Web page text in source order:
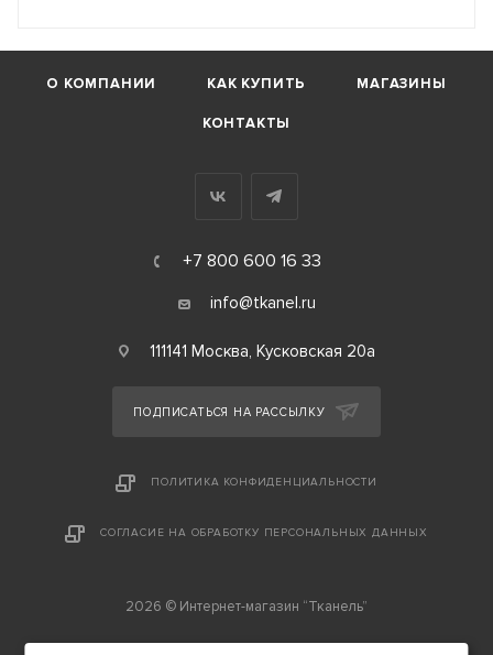
О КОМПАНИИ КАК КУПИТЬ МАГАЗИНЫ
КОНТАКТЫ
+7 800 600 16 33
info@tkanel.ru
111141 Москва, Кусковская 20а
ПОДПИСАТЬСЯ НА РАССЫЛКУ
ПОЛИТИКА КОНФИДЕНЦИАЛЬНОСТИ
СОГЛАСИЕ НА ОБРАБОТКУ ПЕРСОНАЛЬНЫХ ДАННЫХ
2026 © Интернет-магазин “Тканель”